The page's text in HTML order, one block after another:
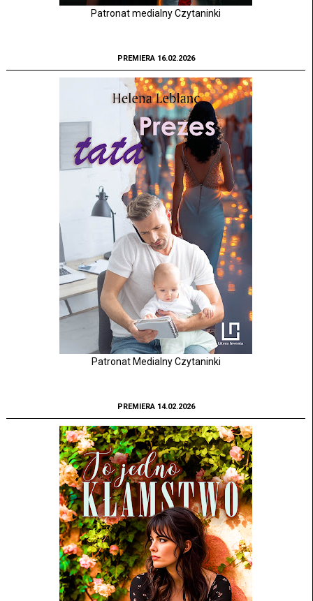
Patronat medialny Czytaninki
PREMIERA 16.02.2026
Patronat Medialny Czytaninki
PREMIERA 14.02.2026